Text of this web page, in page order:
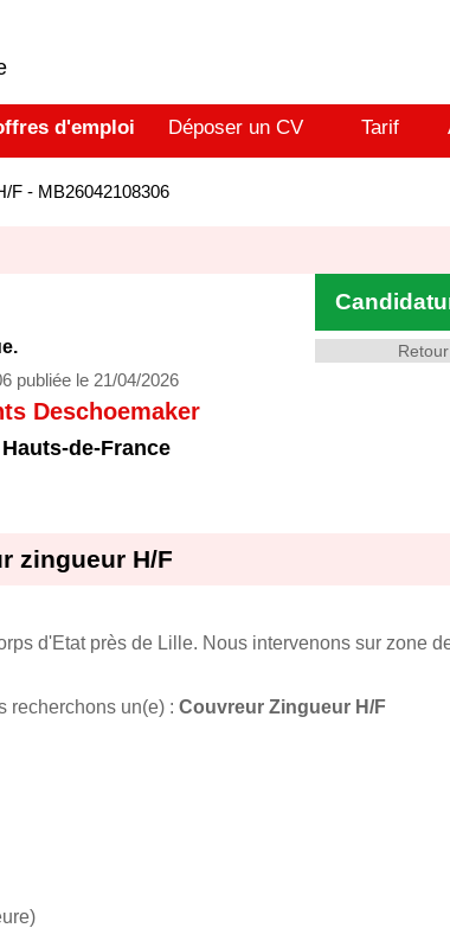
d'emploi Déposer un CV Tarif
F - MB26042108306
publiée le 21/04/2026
Deschoemaker
Hauts-de-France
zingueur H/F
d'Etat près de Lille. Nous intervenons sur zone
recherchons un(e) : Couvreur Zingueur H/F